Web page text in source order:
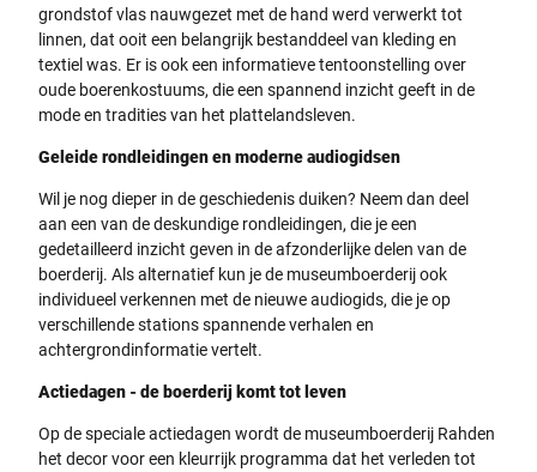
grondstof vlas nauwgezet met de hand werd verwerkt tot
linnen, dat ooit een belangrijk bestanddeel van kleding en
textiel was. Er is ook een informatieve tentoonstelling over
oude boerenkostuums, die een spannend inzicht geeft in de
mode en tradities van het plattelandsleven.
Geleide rondleidingen en moderne audiogidsen
Wil je nog dieper in de geschiedenis duiken? Neem dan deel
aan een van de deskundige rondleidingen, die je een
gedetailleerd inzicht geven in de afzonderlijke delen van de
boerderij. Als alternatief kun je de museumboerderij ook
individueel verkennen met de nieuwe audiogids, die je op
verschillende stations spannende verhalen en
achtergrondinformatie vertelt.
Actiedagen - de boerderij komt tot leven
Op de speciale actiedagen wordt de museumboerderij Rahden
het decor voor een kleurrijk programma dat het verleden tot